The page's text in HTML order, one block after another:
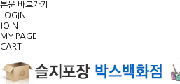
본문 바로가기
LOGIN
JOIN
MY PAGE
CART